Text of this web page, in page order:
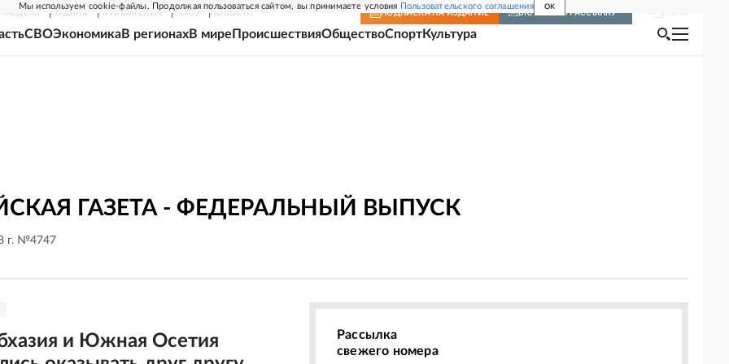
Мы используем cookie-файлы. Продолжая пользоваться сайтом, вы принимаете условия Пользовательского соглашения OK
НЕДЕЛЯ РОДИНА ПРИЛОЖЕНИЯ СОЮЗ НОВОСТИ ПОДПИСКА НА ИЗДАНИЕ ВКЛЮЧИТЬ РАССЫЛКУ
СВОЭкономикаВ регионахВ мире ПроисшествияОбществоСпортКультура
ГАЗЕТА - ФЕДЕРАЛЬНЫЙ ВЫПУСК
г. №4747
и Южная Осетия
Рассылка
свежего номера